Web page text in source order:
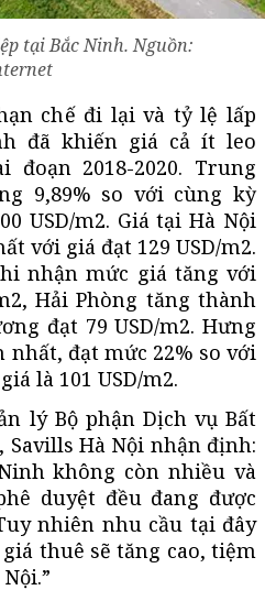
tại Bắc Ninh. Nguồn:
chế đi lại và tỷ lệ lấp
đã khiến giá cả ít leo
2018-2020. Trung
9,89% so với cùng kỳ
USD/m2. Giá tại Hà Nội
với giá đạt 129 USD/m2.
nhận mức giá tăng với
Hải Phòng tăng thành
đạt 79 USD/m2. Hưng
nhất, đạt mức 22% so với
là 101 USD/m2.
lý Bộ phận Dịch vụ Bất
Savills Hà Nội nhận định:
không còn nhiều và
duyệt đều đang được
nhiên nhu cầu tại đây
thuê sẽ tăng cao, tiệm